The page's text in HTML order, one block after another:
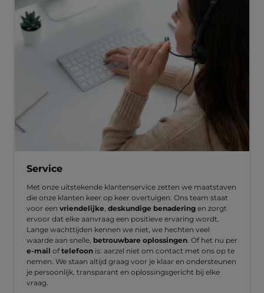
Service
Met onze uitstekende klantenservice zetten we maatstaven
die onze klanten keer op keer overtuigen. Ons team staat
voor een vriendelijke deskundige benadering en zorgt
ervoor dat elke aanvraag een positieve ervaring wordt.
Lange wachttijden kennen we niet, we hechten veel
waarde aan snelle, betrouwbare oplossingen . Of het nu per
e-mail oftelefoon is: aarzel niet om contact met ons op te
nemen. We staan altijd graag voor je klaar en ondersteunen
je persoonlijk, transparant en oplossingsgericht bij elke
vraag.